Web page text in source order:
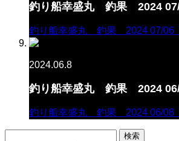
釣り船幸盛丸 釣果 2024
釣り船幸盛丸 釣果 2024 07/06
2024.06.8
釣り船幸盛丸 釣果 2024
釣り船幸盛丸 釣果 2024 06/08